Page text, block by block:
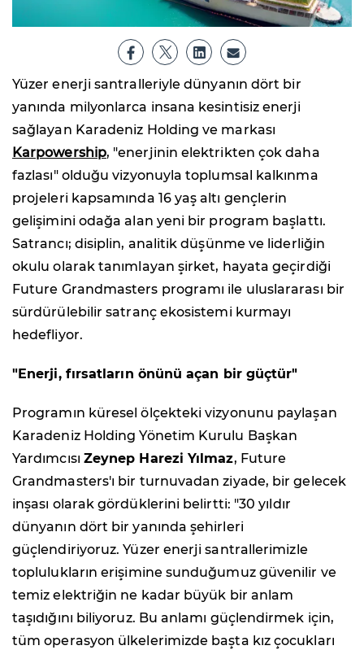
Yüzer enerji santralleriyle dünyanın dört bir
yanında milyonlarca insana kesintisiz enerji
sağlayan Karadeniz Holding ve markası
Karpowership, "enerjinin elektrikten çok daha
fazlası" olduğu vizyonuyla toplumsal kalkınma
projeleri kapsamında 16 yaş altı gençlerin
gelişimini odağa alan yeni bir program başlattı.
Satrancı; disiplin, analitik düşünme ve liderliğin
okulu olarak tanımlayan şirket, hayata geçirdiği
Future Grandmasters programı ile uluslararası bir
sürdürülebilir satranç ekosistemi kurmayı
hedefliyor.
"Enerji, fırsatların önünü açan bir güçtür"
Programın küresel ölçekteki vizyonunu paylaşan
Karadeniz Holding Yönetim Kurulu Başkan
Yardımcısı Zeynep Harezi Yılmaz, Future
Grandmasters'ı bir turnuvadan ziyade, bir gelecek
inşası olarak gördüklerini belirtti: "30 yıldır
dünyanın dört bir yanında şehirleri
güçlendiriyoruz. Yüzer enerji santrallerimizle
toplulukların erişimine sunduğumuz güvenilir ve
temiz elektriğin ne kadar büyük bir anlam
taşıdığını biliyoruz. Bu anlamı güçlendirmek için,
tüm operasyon ülkelerimizde başta kız çocukları